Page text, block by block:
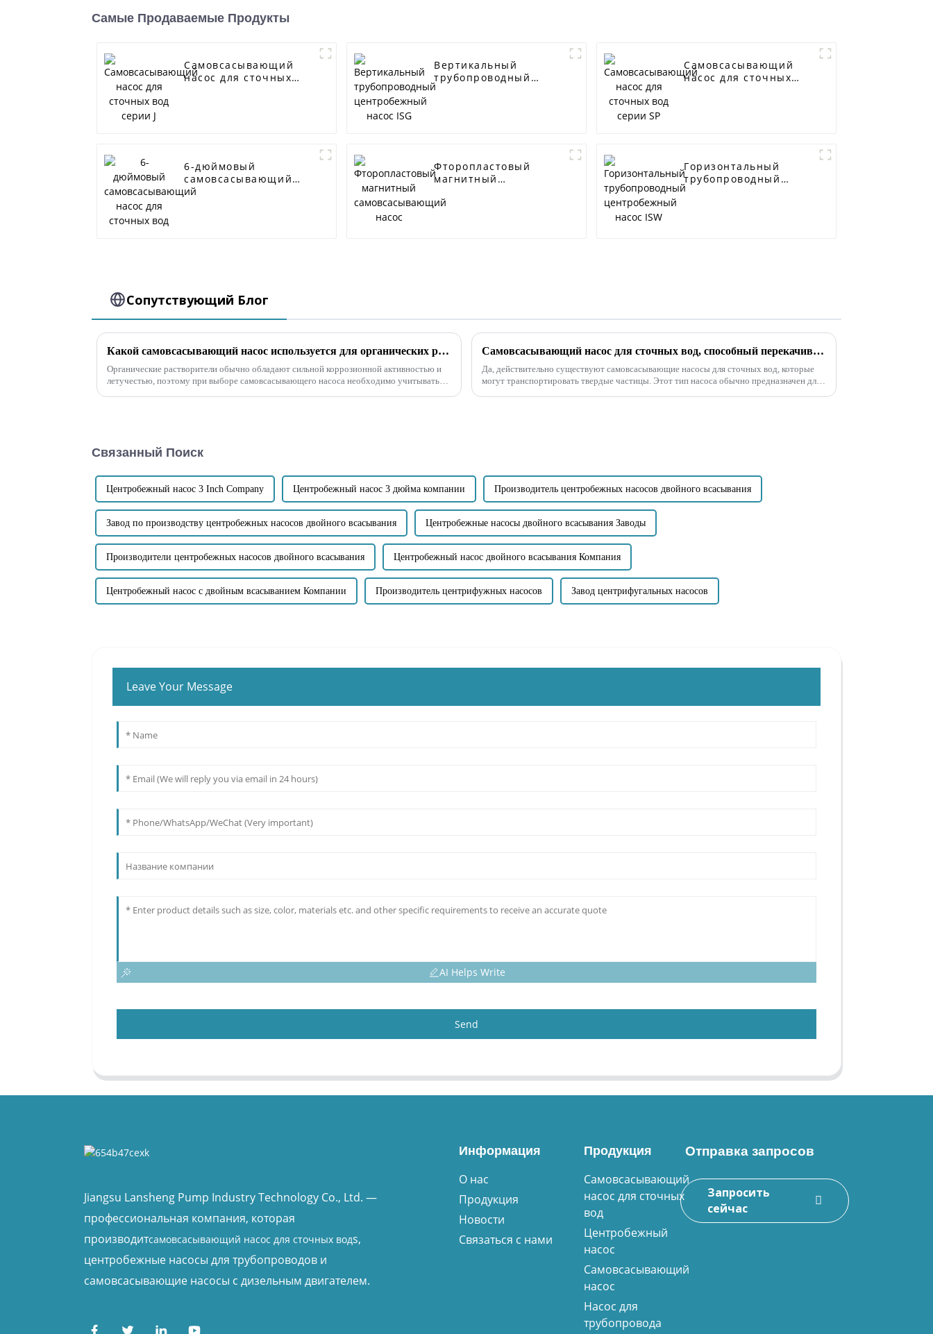
Самые Продаваемые Продукты
Самовсасывающий
насос для сточных
Вертикальный
трубопроводный
центробежный насос
Самовсасывающий
насос для сточных
6-дюймовый
самовсасывающий
насос для сточных
Фторопластовый
магнитный
насос
Горизонтальный
трубопроводный
центробежный насос
Сопутствующий Блог
Какой самовсасывающий насос используется для органических растворителей?
Органические растворители обычно обладают сильной коррозионной активностью и
летучестью, поэтому при выборе самовсасывающего насоса необходимо учитывать
Самовсасывающий насос для сточных вод, способный перекачивать твердые частицы
Да, действительно существуют самовсасывающие насосы для сточных вод, которые
могут транспортировать твердые частицы. Этот тип насоса обычно предназначен для
Связанный Поиск
Центробежный насос 3 Inch Company Центробежный насос 3 дюйма компании Производитель центробежных насосов двойного всасывания
Завод по производству центробежных насосов двойного всасывания Центробежные насосы двойного всасывания Заводы
Производители центробежных насосов двойного всасывания Центробежный насос двойного всасывания Компания
Центробежный насос с двойным всасыванием Компании Производитель центрифужных насосов Завод центрифугальных насосов
Leave Your Message
AI Helps Write
Send
Jiangsu Lansheng Pump Industry Technology Co., Ltd. —
профессиональная компания, которая
производитсамовсасывающий насос для сточных водs,
центробежные насосы для трубопроводов и
самовсасывающие насосы с дизельным двигателем.
Информация
О нас
Продукция
Новости
Связаться с нами
Продукция
Самовсасывающий
насос для сточных
вод
Центробежный
насос
Самовсасывающий
насос
Насос для
трубопровода
Отправка запросов
Запросить
сейчас